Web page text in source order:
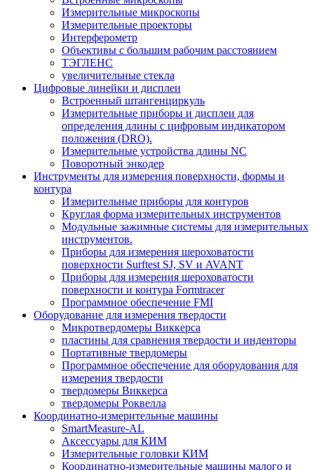
Измерительные микроскопы
Измерительные проекторы
Интерферометр
Объективы с большим рабочим расстоянием
ТЭГЛЕНС
увеличительные стекла
Цифровые линейки и дисплеи
Встроенный штангенциркуль
Измерительные приборы и дисплеи для
определения длины с цифровым индикатором
положения (DRO).
Измерительные устройства длины NC
Поворотный энкодер
Инструменты для измерения поверхности, формы и
контура
Измерительные приборы для контуров
Круглая форма измерительных инструментов
Модульные зажимные системы для измерительных
инструментов.
Приборы для измерения шероховатости
поверхности Surftest SJ, SV и AVANT
Приборы для измерения шероховатости
поверхности и контура Formtracer
Программное обеспечение FMI
Оборудование для измерения твердости
Микротвердомеры Виккерса
пластины для сравнения твердости и инденторы
Портативные твердомеры
Программное обеспечение для оборудования для
измерения твердости
твердомеры Виккерса
твердомеры Роквелла
Координатно-измерительные машины
SmartMeasure-AL
Аксессуары для КИМ
Измерительные головки КИМ
Координатно-измерительные машины малого и